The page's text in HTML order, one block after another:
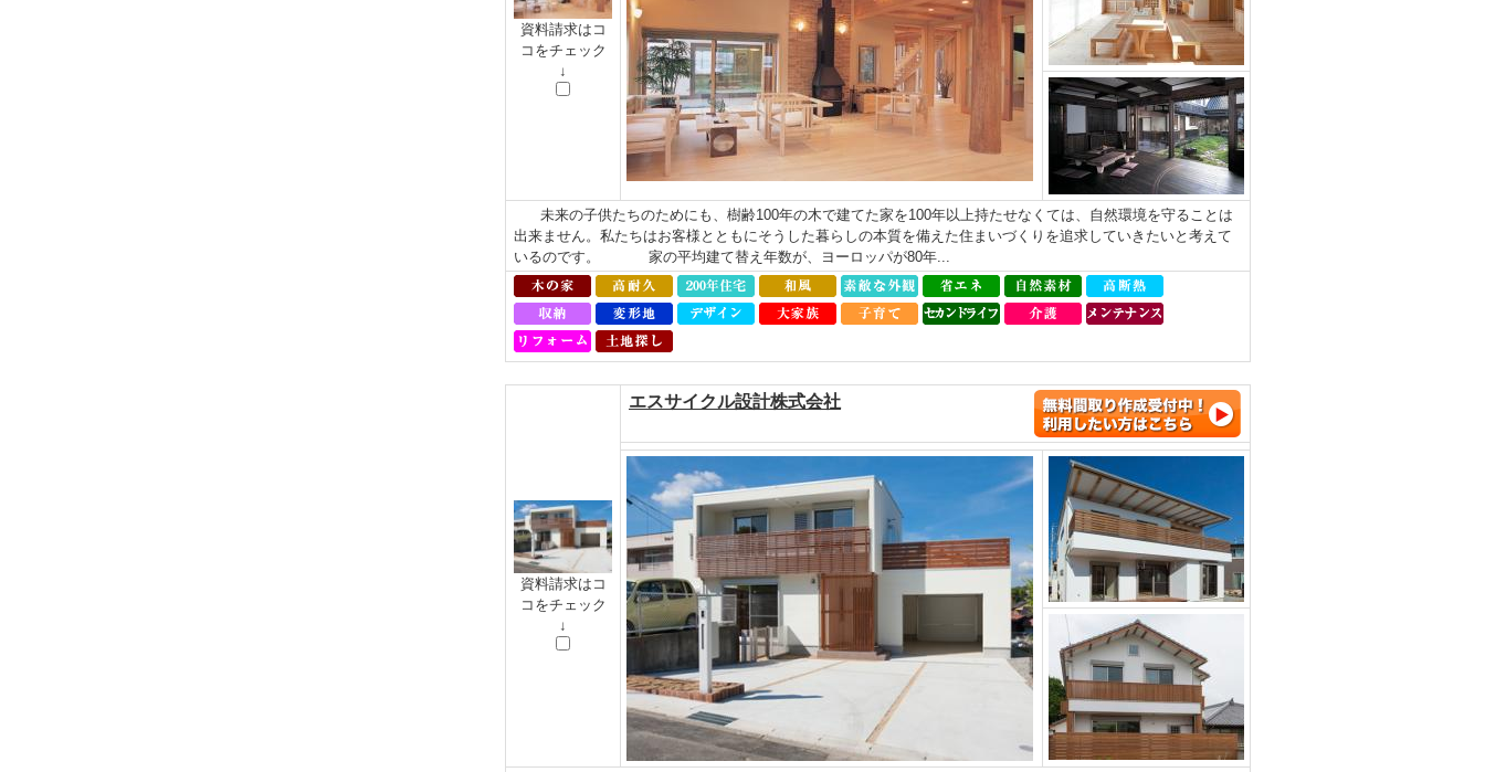
資料請求はコ
コをチェック
↓
未来の子供たちのためにも、樹齢100年の木で建てた家を100年以上持たせなくては、自然環境を守ることは
出来ません。私たちはお客様とともにそうした暮らしの本質を備えた住まいづくりを追求していきたいと考えて
いるのです。 家の平均建て替え年数が、ヨーロッパが80年...
資料請求はコ
コをチェック
↓
エスサイクル設計株式会社